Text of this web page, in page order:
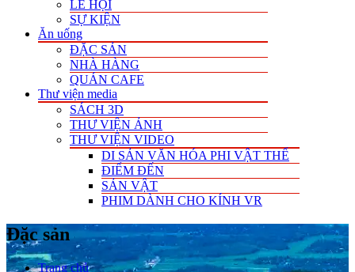
LỄ HỘI
SỰ KIỆN
Ăn uống
ĐẶC SẢN
NHÀ HÀNG
QUÁN CAFE
Thư viện media
SÁCH 3D
THƯ VIỆN ẢNH
THƯ VIỆN VIDEO
DI SẢN VĂN HÓA PHI VẬT THỂ
ĐIỂM ĐẾN
SẢN VẬT
PHIM DÀNH CHO KÍNH VR
Đặc sản
Trang chủ